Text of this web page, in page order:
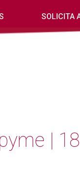
SOLICITA
|